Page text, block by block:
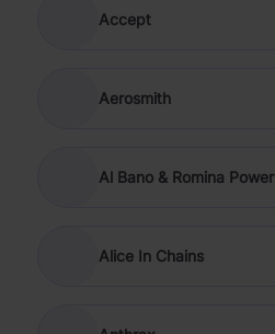
Accept
Aerosmith
Al Bano & Romina Power
Alice In Chains